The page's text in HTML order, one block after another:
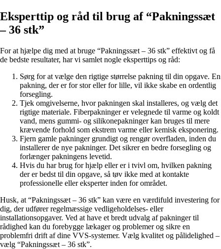
Eksperttip og råd til brug af “Pakningssæt
– 36 stk”
For at hjælpe dig med at bruge “Pakningssæt – 36 stk” effektivt og få
de bedste resultater, har vi samlet nogle eksperttips og råd:
Sørg for at vælge den rigtige størrelse pakning til din opgave. En
pakning, der er for stor eller for lille, vil ikke skabe en ordentlig
forsegling.
Tjek omgivelserne, hvor pakningen skal installeres, og vælg det
rigtige materiale. Fiberpakninger er velegnede til varme og koldt
vand, mens gummi- og silikonepakninger kan bruges til mere
krævende forhold som ekstrem varme eller kemisk eksponering.
Fjern gamle pakninger grundigt og rengør overfladen, inden du
installerer de nye pakninger. Det sikrer en bedre forsegling og
forlænger pakningens levetid.
Hvis du har brug for hjælp eller er i tvivl om, hvilken pakning
der er bedst til din opgave, så tøv ikke med at kontakte
professionelle eller eksperter inden for området.
Husk, at “Pakningssæt – 36 stk” kan være en værdifuld investering for
dig, der udfører regelmæssige vedligeholdelses- eller
installationsopgaver. Ved at have et bredt udvalg af pakninger til
rådighed kan du forebygge lækager og problemer og sikre en
problemfri drift af dine VVS-systemer. Vælg kvalitet og pålidelighed –
vælg “Pakningssæt – 36 stk”.